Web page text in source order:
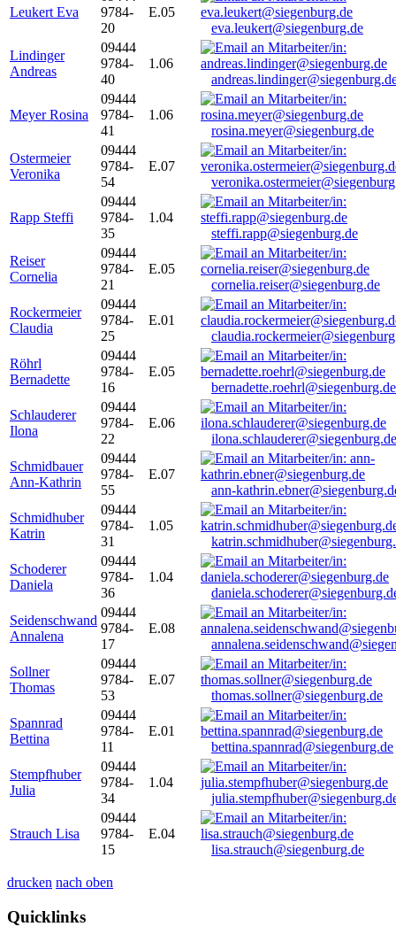
Leukert Eva
9784-
20
E.05
eva.leukert@siegenburg.de
Lindinger
Andreas
09444
9784-
40
1.06
Meyer Rosina
09444
9784-
41
1.06
rosina.meyer@siegenburg.de
Ostermeier
Veronika
09444
9784-
54
E.07
Rapp Steffi
09444
9784-
35
1.04
steffi.rapp@siegenburg.de
Reiser
Cornelia
09444
9784-
21
E.05
cornelia.reiser@siegenburg.de
Rockermeier
Claudia
09444
9784-
25
E.01
Röhrl
Bernadette
09444
9784-
16
E.05
bernadette.roehrl@siegenburg.de
Schlauderer
Ilona
09444
9784-
22
E.06
ilona.schlauderer@siegenburg.de
Schmidbauer
Ann-Kathrin
09444
9784-
55
E.07
ann-
Schmidhuber
Katrin
09444
9784-
31
1.05
Schoderer
Daniela
09444
9784-
36
1.04
Seidenschwand
Annalena
09444
9784-
17
E.08
Sollner
Thomas
09444
9784-
53
E.07
thomas.sollner@siegenburg.de
Spannrad
Bettina
09444
9784-
11
E.01
bettina.spannrad@siegenburg.de
Stempfhuber
Julia
09444
9784-
34
1.04
Strauch Lisa
09444
9784-
15
E.04
lisa.strauch@siegenburg.de
drucken nach oben
Quicklinks